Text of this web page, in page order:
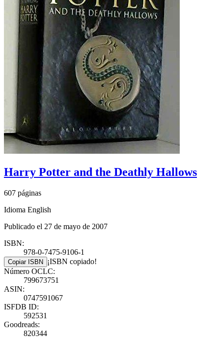
Harry Potter and the Deathly Hallows
607 páginas
Idioma English
Publicado el 27 de mayo de 2007
ISBN:
978-0-7475-9106-1
Copiar ISBN
¡ISBN copiado!
Número OCLC:
799673751
ASIN:
0747591067
ISFDB ID:
592531
Goodreads:
820344